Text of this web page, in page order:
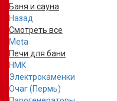
Баня и сауна
Назад
Смотреть все
Meta
Печи для бани
НМК
Электрокаменки
Очаг (Пермь)